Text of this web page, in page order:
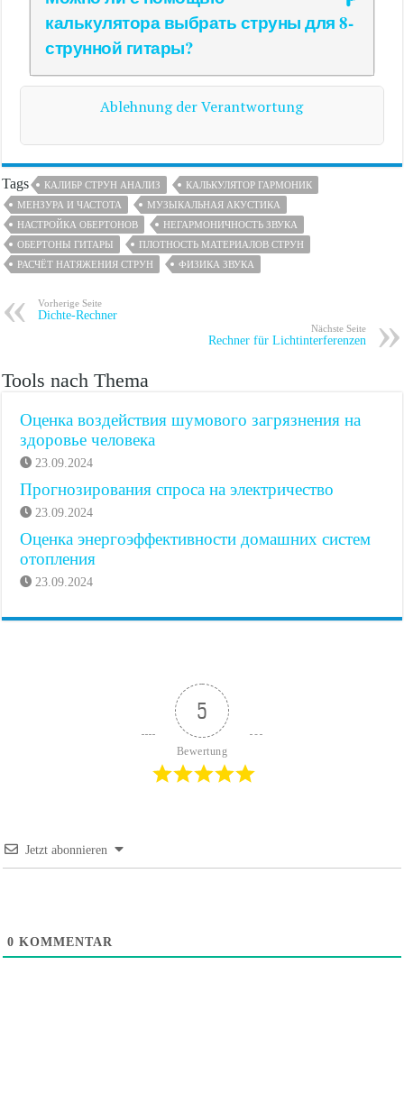
калькулятора выбрать струны для 8-
струнной гитары?
Ablehnung der Verantwortung
Tags КАЛИБР СТРУН АНАЛИЗ
КАЛЬКУЛЯТОР ГАРМОНИК
МЕНЗУРА И ЧАСТОТА
МУЗЫКАЛЬНАЯ АКУСТИКА
НАСТРОЙКА ОБЕРТОНОВ
НЕГАРМОНИЧНОСТЬ ЗВУКА
ОБЕРТОНЫ ГИТАРЫ
ПЛОТНОСТЬ МАТЕРИАЛОВ СТРУН
РАСЧЁТ НАТЯЖЕНИЯ СТРУН
ФИЗИКА ЗВУКА
Vorherige Seite
Dichte-Rechner
Nächste Seite
Rechner für Lichtinterferenzen
Tools nach Thema
Оценка воздействия шумового загрязнения на
здоровье человека
23.09.2024
Прогнозирования спроса на электричество
23.09.2024
Оценка энергоэффективности домашних систем
отопления
23.09.2024
5
Bewertung
Jetzt abonnieren
0 KOMMENTAR